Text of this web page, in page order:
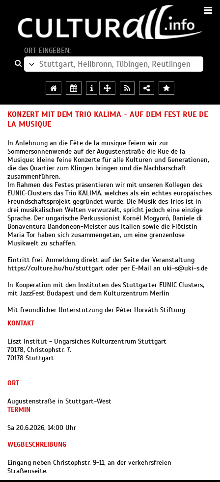
ORT EINGEBEN:
KONZERT MIT DEM TRIO KALIMA - AUF DEM FEST RUE DE
LA MUSIQUE
In Anlehnung an die Fête de la musique feiern wir zur
Sommersonnenwende auf der Augustenstraße die Rue de la
Musique: kleine feine Konzerte für alle Kulturen und Generationen,
die das Quartier zum Klingen bringen und die Nachbarschaft
zusammenführen.
Im Rahmen des Festes präsentieren wir mit unseren Kollegen des
EUNIC-Clusters das Trio KALIMA, welches als ein echtes europäisches
Freundschaftsprojekt gegründet wurde. Die Musik des Trios ist in
drei musikalischen Welten verwurzelt, spricht jedoch eine einzige
Sprache. Der ungarische Perkussionist Kornél Mogyoró, Daniele di
Bonaventura Bandoneon-Meister aus Italien sowie die Flötistin
Maria Tor haben sich zusammengetan, um eine grenzenlose
Musikwelt zu schaffen.
Eintritt frei. Anmeldung direkt auf der Seite der Veranstaltung
https://culture.hu/hu/stuttgart oder per E-Mail an uki-s@uki-s.de
In Kooperation mit den Instituten des Stuttgarter EUNIC Clusters,
mit JazzFest Budapest und dem Kulturzentrum Merlin
Mit freundlicher Unterstützung der Péter Horváth Stiftung
KONTAKT
Liszt Institut - Ungarsiches Kulturzentrum Stuttgart
70178, Christophstr. 7.
70178 Stuttgart
ORT
Augustenstraße in Stuttgart-West
TERMIN
Sa 20.6.2026, 14:00 Uhr
WEGBESCHREIBUNG
Eingang neben Christophstr. 9-11, an der verkehrsfreien
Straßenseite.